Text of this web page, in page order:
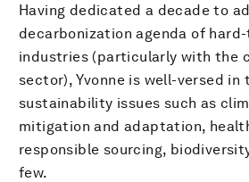
Having dedicated a decade to
decarbonization agenda of
industries (particularly with the
sector), Yvonne is well-versed
sustainability issues such as
mitigation and adaptation,
responsible sourcing,
few.